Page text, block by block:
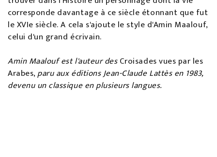
corresponde davantage à ce siècle étonnant que fut
le XVIe siècle. A cela s'ajoute le style d'Amin Maalouf,
celui d'un grand écrivain.
Amin Maalouf est l'auteur desCroisades vues par les
Arabes,paru aux éditions Jean-Claude Lattès en 1983,
devenu un classique en plusieurs langues.